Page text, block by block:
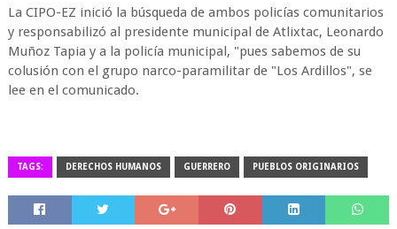
La CIPO-EZ inició la búsqueda de ambos policías comunitarios
y responsabilizó al presidente municipal de Atlixtac, Leonardo
Muñoz Tapia y a la policía municipal, "pues sabemos de su
colusión con el grupo narco-paramilitar de "Los Ardillos", se
lee en el comunicado.
TAGS: DERECHOS HUMANOS GUERRERO PUEBLOS ORIGINARIOS